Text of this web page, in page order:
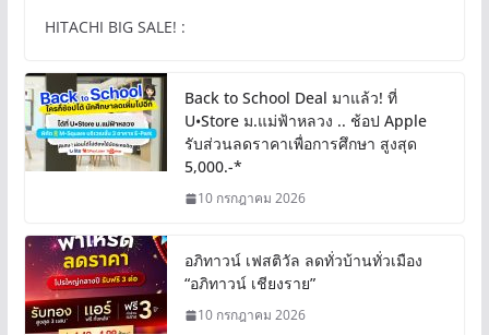
HITACHI BIG SALE! :
Back to School Deal มาแล้ว! ที่
U•Store ม.แม่ฟ้าหลวง .. ช้อป Apple
รับส่วนลดราคาเพื่อการศึกษา สูงสุด
5,000.-*
10 กรกฎาคม 2026
อภิทาวน์ เฟสติวัล ลดทั่วบ้านทั่วเมือง
“อภิทาวน์ เชียงราย”
10 กรกฎาคม 2026